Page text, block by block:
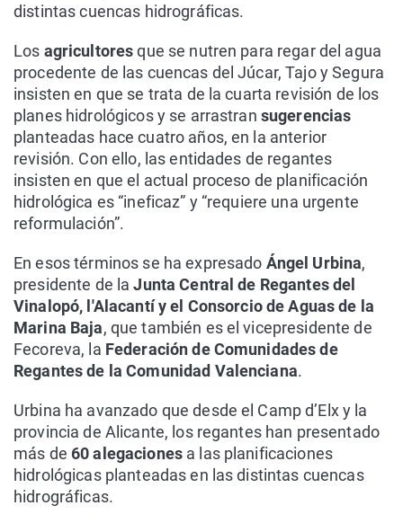
distintas cuencas hidrográficas.
Los agricultoresque se nutren para regar del agua
procedente de las cuencas del Júcar, Tajo y Segura
insisten en que se trata de la cuarta revisión de los
planes hidrológicos y se arrastran sugerencias
planteadas hace cuatro años, en la anterior
revisión. Con ello, las entidades de regantes
insisten en que el actual proceso de planificación
hidrológica es “ineficaz” y “requiere una urgente
reformulación”.
En esos términos se ha expresado Ángel Urbina,
presidente de laJunta Central de Regantes del
Vinalopó, l'Alacantí y el Consorcio de Aguas de la
Marina Baja, que también es el vicepresidente de
Fecoreva, la Federación de Comunidades de
Regantes de la Comunidad Valenciana.
Urbina ha avanzado que desde el Camp d’Elx y la
provincia de Alicante, los regantes han presentado
más de 60 alegaciones a las planificaciones
hidrológicas planteadas en las distintas cuencas
hidrográficas.